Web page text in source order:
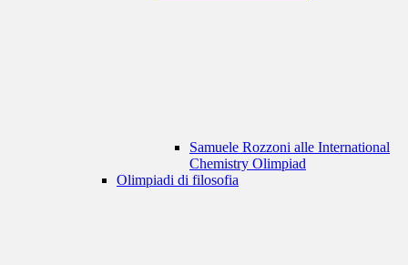
Samuele Rozzoni alle International
Chemistry Olimpiad
Olimpiadi di filosofia